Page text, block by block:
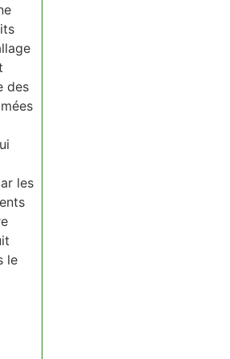
des
les
le